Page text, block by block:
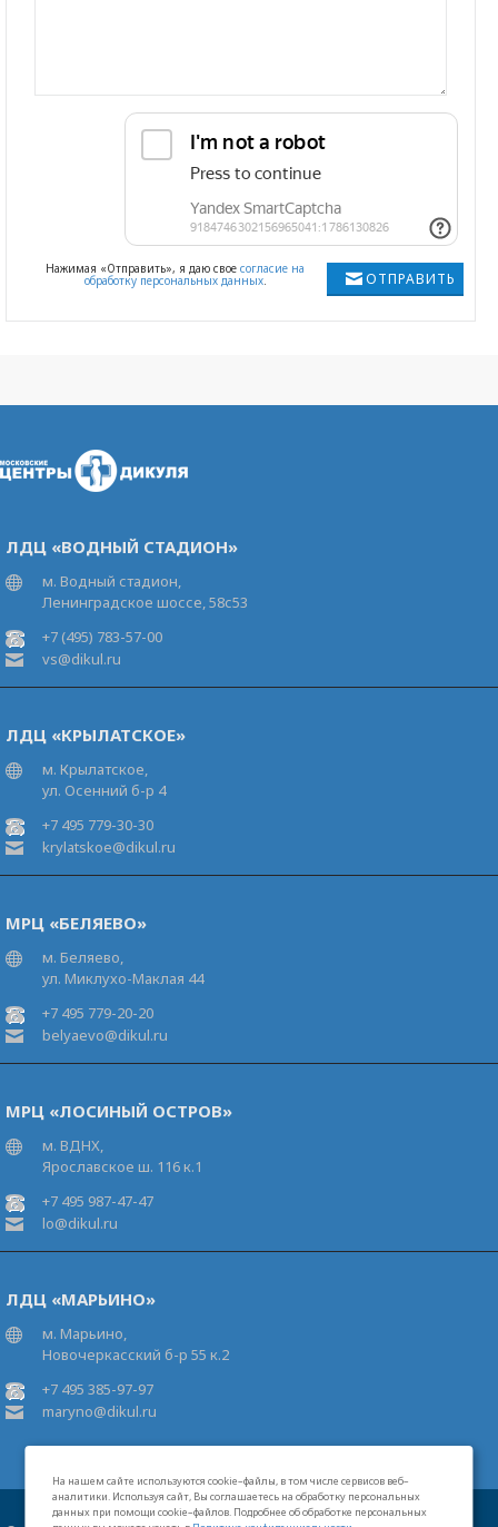
На нашем сайте используются cookie–файлы, в том числе сервисов веб–
аналитики. Используя сайт, Вы соглашаетесь на обработку персональных
данных при помощи cookie–файлов. Подробнее об обработке персональных
ОТПРАВИТЬ
Нажимая «Отправить», я даю свое согласие на
обработку персональных данных.
ЛДЦ «ВОДНЫЙ СТАДИОН»
м. Водный стадион,
Ленинградское шоссе, 58с53
+7 (495) 783-57-00
vs@dikul.ru
ЛДЦ «КРЫЛАТСКОЕ»
м. Крылатское,
ул. Осенний б-р 4
+7 495 779-30-30
krylatskoe@dikul.ru
МРЦ «БЕЛЯЕВО»
м. Беляево,
ул. Миклухо-Маклая 44
+7 495 779-20-20
belyaevo@dikul.ru
МРЦ «ЛОСИНЫЙ ОСТРОВ»
м. ВДНХ,
Ярославское ш. 116 к.1
+7 495 987-47-47
lo@dikul.ru
ЛДЦ «МАРЬИНО»
м. Марьино,
Новочеркасский б-р 55 к.2
+7 495 385-97-97
maryno@dikul.ru